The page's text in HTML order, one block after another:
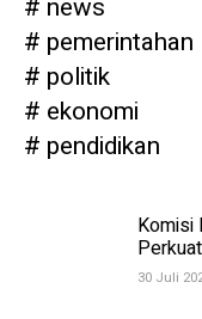
news
pemerintahan
politik
ekonomi
pendidikan
Komisi
30 Juli